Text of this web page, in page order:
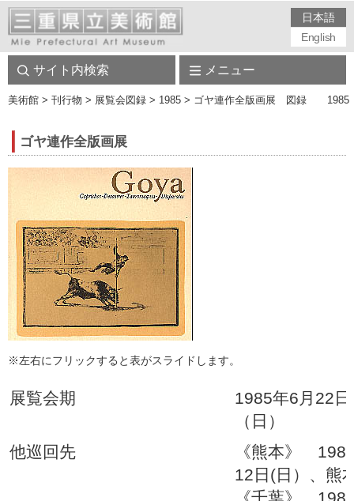
日本語
English
サイト内検索 メニュー
美術館 > 刊行物 > 展覧会図録 > 1985 > ゴヤ連作全版画展 図録 1985
ゴヤ連作全版画展
※左右にフリックすると表がスライドします。
展覧会期
1985年6月22
（日）
他巡回先
《熊本》
12日(日）、熊
《千葉》